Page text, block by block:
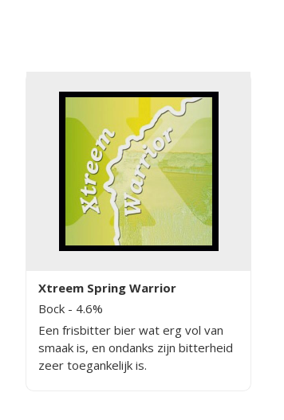
Xtreem Spring Warrior
Bock - 4.6%
Een frisbitter bier wat erg vol van
smaak is, en ondanks zijn bitterheid
zeer toegankelijk is.